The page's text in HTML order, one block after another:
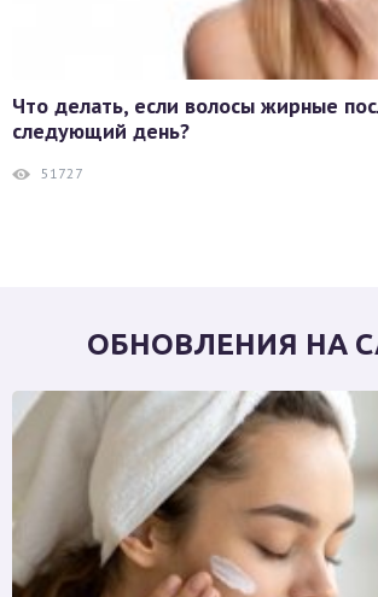
Что делать, если волосы жирные
следующий день?
51727
ОБНОВЛЕНИЯ НА